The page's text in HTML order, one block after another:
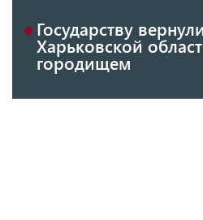
Государству
Харьковской
городищем